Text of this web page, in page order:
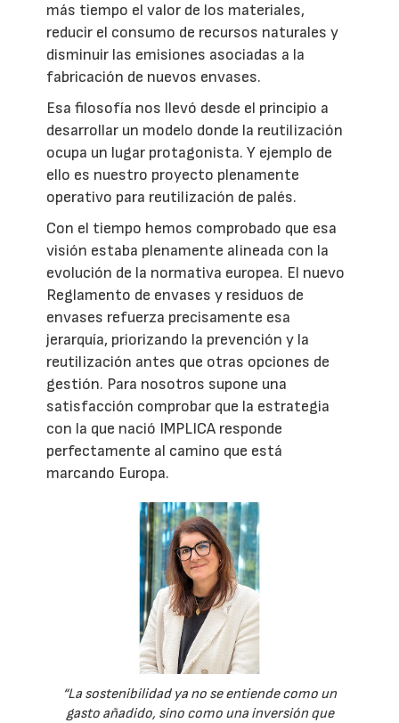
más tiempo el valor de los materiales,
reducir el consumo de recursos naturales y
disminuir las emisiones asociadas a la
fabricación de nuevos envases.
Esa filosofía nos llevó desde el principio a
desarrollar un modelo donde la reutilización
ocupa un lugar protagonista. Y ejemplo de
ello es nuestro proyecto plenamente
operativo para reutilización de palés.
Con el tiempo hemos comprobado que esa
visión estaba plenamente alineada con la
evolución de la normativa europea. El nuevo
Reglamento de envases y residuos de
envases refuerza precisamente esa
jerarquía, priorizando la prevención y la
reutilización antes que otras opciones de
gestión. Para nosotros supone una
satisfacción comprobar que la estrategia
con la que nació IMPLICA responde
perfectamente al camino que está
marcando Europa.
“La sostenibilidad ya no se entiende como un
gasto añadido, sino como una inversión que